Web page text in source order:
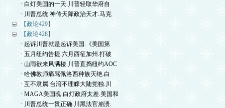
· 白灯美国的一天.川普轻取华府自
· 川普总统.神传天降政治天才.马克
【政论429】
【政论428】
· 起诉川普就是起诉美国.《美国第
· 五月纽约告捷.六月西征加州.打破
· 山雨欲来风满楼.川普直捣纽约AOC
· 哈佛教师痛骂佩洛西种族灭绝.白
· 互不隶属.台湾不理睬大陆党独.川
· MAGA美国魂.白灯政府太差.美国和
· 川普总统一贯正确.川黑法官崩溃.